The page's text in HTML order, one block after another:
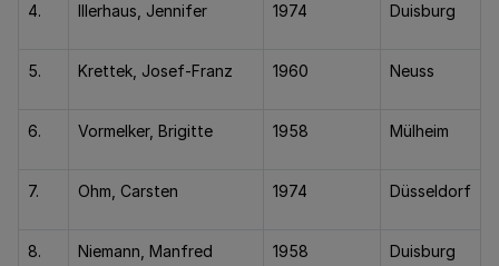
4. Illerhaus, Jennifer 1974 Duisburg
5. Krettek, Josef-Franz 1960 Neuss
6. Vormelker, Brigitte 1958 Mülheim
7. Ohm, Carsten 1974 Düsseldorf
8. Niemann, Manfred 1958 Duisburg